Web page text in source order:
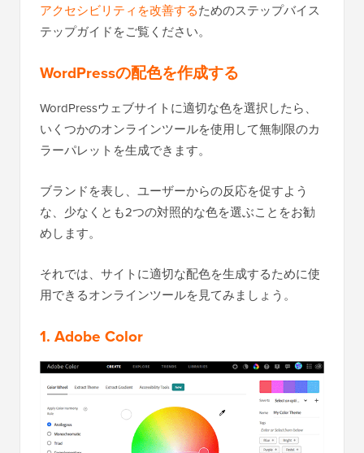
アクセシビリティを改善するためのステップバイス
テップガイドをご覧ください。
WordPressの配色を作成する
WordPressウェブサイトに適切な色を選択したら、
いくつかのオンラインツールを使用して無制限のカ
ラーパレットを生成できます。
ブランドを表し、ユーザーからの反応を促すよう
な、少なくとも2つの対照的な色を選ぶことをお勧
めします。
それでは、サイトに適切な配色を生成するために使
用できるオンラインツールを見てみましょう。
1. Adobe Color